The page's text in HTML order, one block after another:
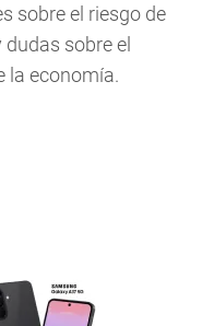
sobre el riesgo de
dudas sobre el
la economía.